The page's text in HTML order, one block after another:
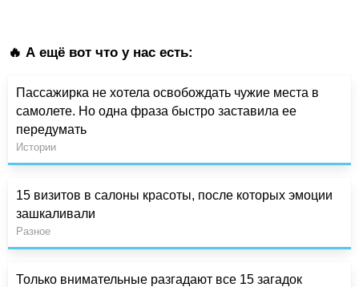
🔥 А ещё вот что у нас есть:
Пассажирка не хотела освобождать чужие места в
самолете. Но одна фраза быстро заставила ее
передумать
Истории
15 визитов в салоны красоты, после которых эмоции
зашкаливали
Разное
Только внимательные разгадают все 15 загадок